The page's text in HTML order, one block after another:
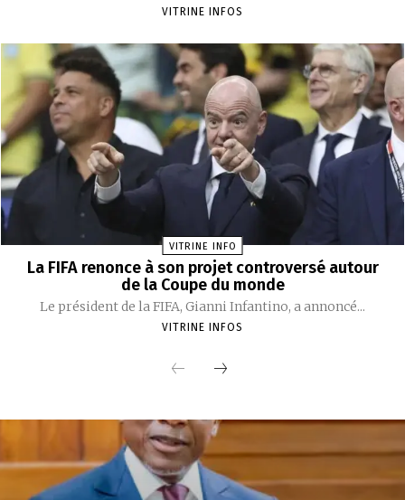
VITRINE INFOS
VITRINE INFO
La FIFA renonce à son projet controversé autour
de la Coupe du monde
Le président de la FIFA, Gianni Infantino, a annoncé...
VITRINE INFOS